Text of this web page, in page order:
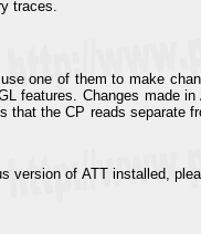
traces.
one of them to make
features. Changes made in
that the CP reads separate
version of ATT installed,